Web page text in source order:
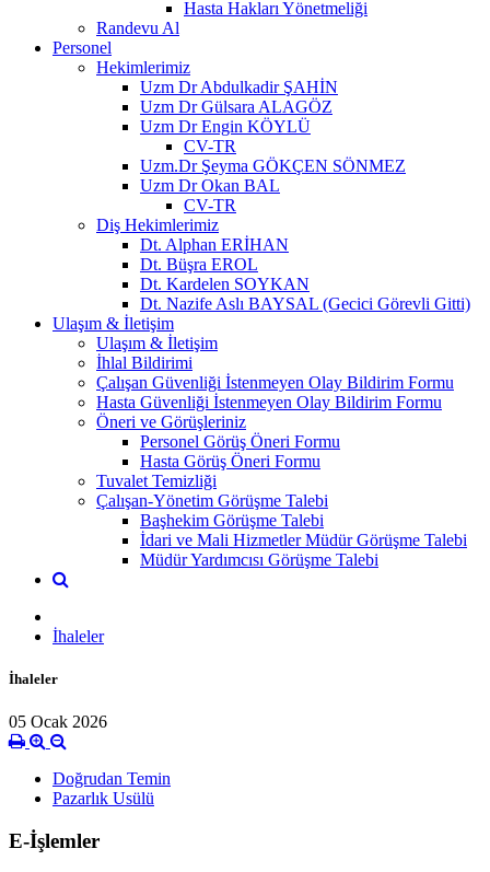
Hasta Hakları Yönetmeliği
Randevu Al
Personel
Hekimlerimiz
Uzm Dr Abdulkadir ŞAHİN
Uzm Dr Gülsara ALAGÖZ
Uzm Dr Engin KÖYLÜ
CV-TR
Uzm.Dr Şeyma GÖKÇEN SÖNMEZ
Uzm Dr Okan BAL
CV-TR
Diş Hekimlerimiz
Dt. Alphan ERİHAN
Dt. Büşra EROL
Dt. Kardelen SOYKAN
Dt. Nazife Aslı BAYSAL (Gecici Görevli Gitti)
Ulaşım & İletişim
Ulaşım & İletişim
İhlal Bildirimi
Çalışan Güvenliği İstenmeyen Olay Bildirim Formu
Hasta Güvenliği İstenmeyen Olay Bildirim Formu
Öneri ve Görüşleriniz
Personel Görüş Öneri Formu
Hasta Görüş Öneri Formu
Tuvalet Temizliği
Çalışan-Yönetim Görüşme Talebi
Başhekim Görüşme Talebi
İdari ve Mali Hizmetler Müdür Görüşme Talebi
Müdür Yardımcısı Görüşme Talebi
İhaleler
İhaleler
05 Ocak 2026
Doğrudan Temin
Pazarlık Usülü
E-İşlemler